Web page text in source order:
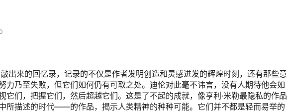
出来的回忆录，记录的不仅是作者发明创造和灵感进发的辉煌时刻，还有那些意
力乃至失败，但它们如何仍有可取之处。迪伦对此毫不讳言，没有人期待他会如
它们，把握它们，然后超越它们。这是了不起的成就，像亨利·米勒最隐私的作品
描述的时代——的作品，揭示人类精神的种种可能。它们并不都是轻而易举的